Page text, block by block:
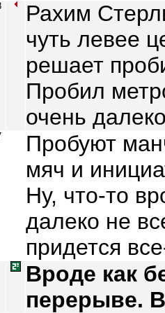
Рахим
чуть левее
решает
Пробил
очень
Пробуют
мяч и
Ну, что-то
далеко не
придется
Вроде как
перерыве.